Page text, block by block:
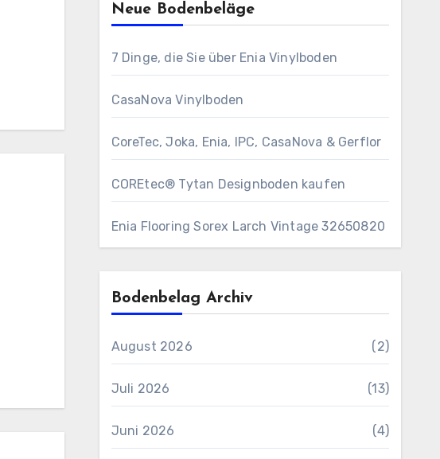
Neue Bodenbeläge
7 Dinge, die Sie über Enia Vinylboden
CasaNova Vinylboden
CoreTec, Joka, Enia, IPC, CasaNova & Gerflor
COREtec® Tytan Designboden kaufen
Enia Flooring Sorex ​Larch Vintage 32650820
Bodenbelag Archiv
August 2026 (2)
Juli 2026 (13)
Juni 2026 (4)